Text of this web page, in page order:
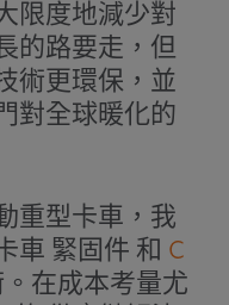
限度地減少對
的路要走，但
術更環保，並
對全球暖化的
重型卡車，我
車 緊固件 和 C
在成本考量尤